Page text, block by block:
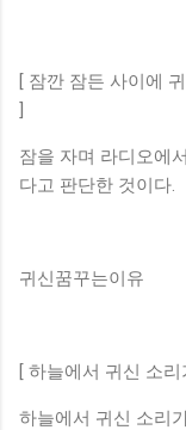
[ 잠깐 잠든 사이에
]
잠을 자며 라디오에
다고 판단한 것이다.
귀신꿈꾸는이유
[ 하늘에서 귀신 소
하늘에서 귀신 소리